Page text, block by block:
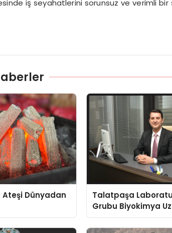
iş seyahatlerini sorunsuz ve verimli bir
Ateşi Dünyadan
Talatpaşa
Grubu Biyokimya
Dr. Ahmet Var